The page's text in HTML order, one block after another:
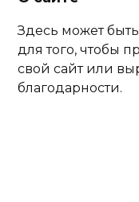
Здесь может
для того, чтобы
свой сайт или
благодарности.